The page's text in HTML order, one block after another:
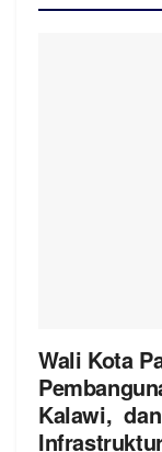
Wali Kota
Kalawi,